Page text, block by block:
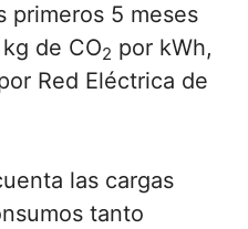
primeros 5 meses
de CO2 por kWh,
Red Eléctrica de
las cargas
tanto